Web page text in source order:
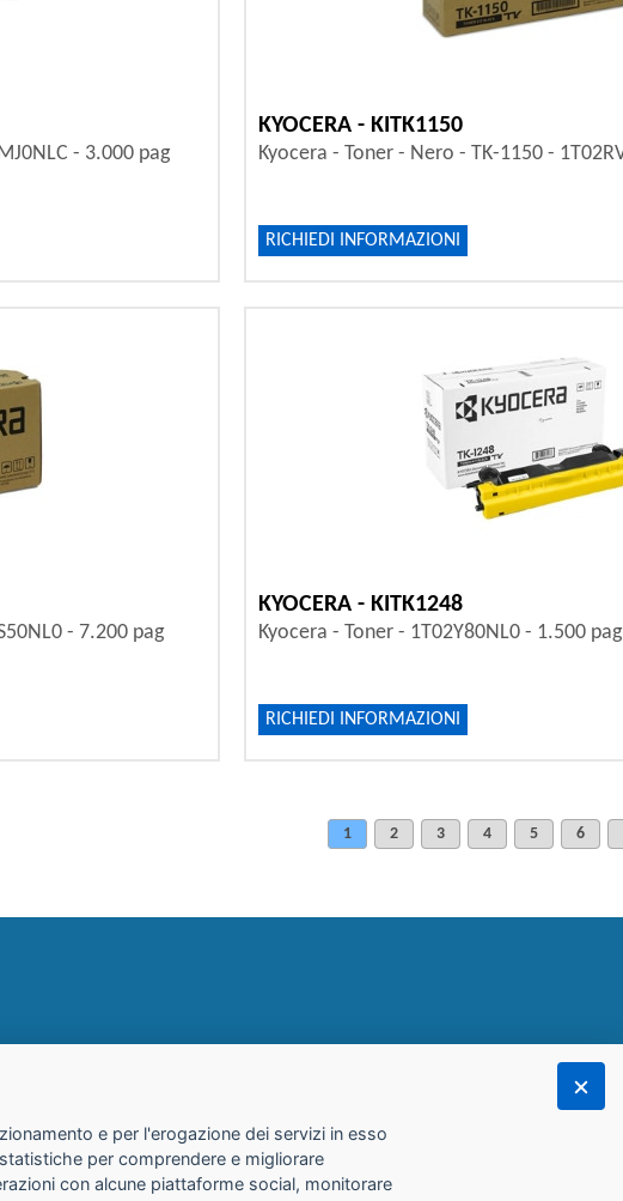
- 3.000 pag
KYOCERA - KITK1150
Kyocera - Toner - Nero - TK-1150 -
RICHIEDI INFORMAZIONI
- 7.200 pag
KYOCERA - KITK1248
Kyocera - Toner - 1T02Y80NL0 - 1.500 pag
RICHIEDI INFORMAZIONI
1 2 3 4 5 6
e per l'erogazione dei servizi in esso
per comprendere e migliorare
con alcune piattaforme social, monitorare